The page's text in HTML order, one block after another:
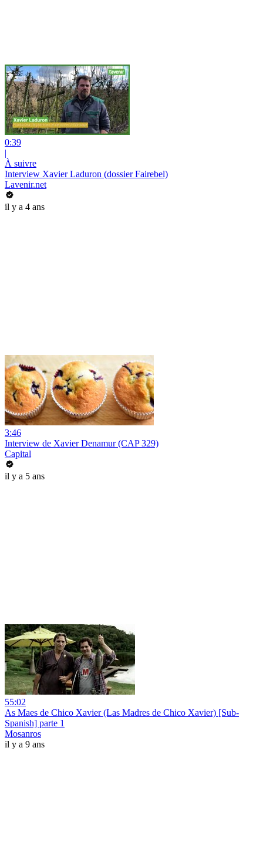
0:39
|
À suivre
Interview Xavier Laduron (dossier Fairebel)
Lavenir.net
il y a 4 ans
3:46
Interview de Xavier Denamur (CAP 329)
Capital
il y a 5 ans
55:02
As Maes de Chico Xavier (Las Madres de Chico Xavier) [Sub-
Spanish] parte 1
Mosanros
il y a 9 ans